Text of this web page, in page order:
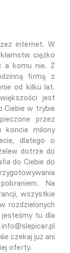
internet. W
ciężko
a komu nie. Z
firmą z
od kilku lat.
jest
Ciebie w trybie
przez
koncie milony
dlatego o
dotrze do
do Ciebie do
Na
wszystkie
rozdzielonych
tu dla
czekaj już ani
oferty.